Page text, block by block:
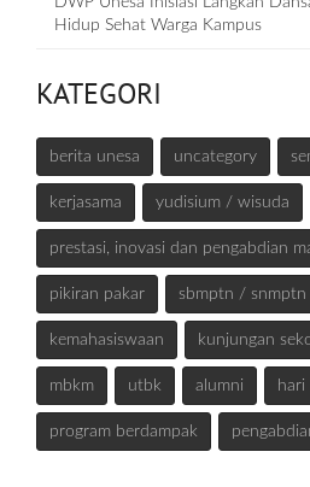
Hidup Sehat Warga Kampus
KATEGORI
berita unesa uncategory
kerjasama yudisium / wisuda
prestasi, inovasi dan pengabdian
pikiran pakar sbmptn / snmptn
kemahasiswaan kunjungan
mbkm utbk alumni hari
program berdampak